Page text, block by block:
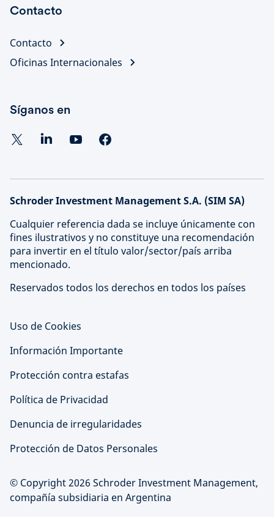
Contacto
Contacto
Oficinas Internacionales
Síganos en
Schroder Investment Management S.A. (SIM SA)
Cualquier referencia dada se incluye únicamente con
fines ilustrativos y no constituye una recomendación
para invertir en el título valor/sector/país arriba
mencionado.
Reservados todos los derechos en todos los países
Uso de Cookies
Información Importante
Protección contra estafas
Política de Privacidad
Denuncia de irregularidades
Protección de Datos Personales
© Copyright 2026 Schroder Investment Management,
compañía subsidiaria en Argentina